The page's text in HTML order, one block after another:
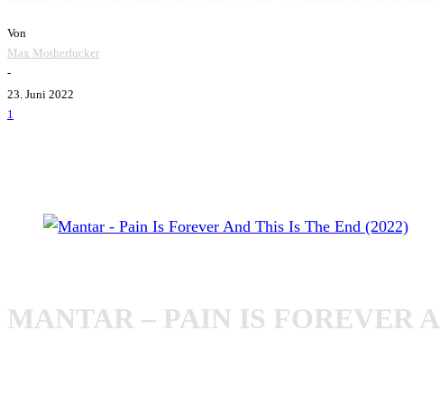
Von
Max Motherfucker
-
23. Juni 2022
1
MANTAR – PAIN IS FOREVER